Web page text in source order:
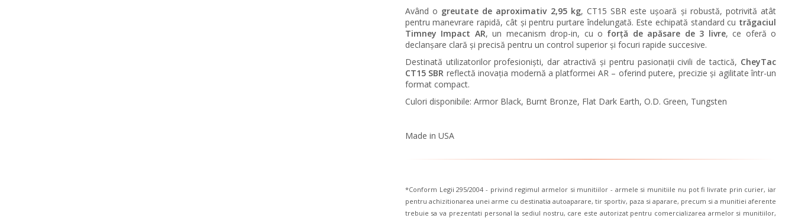
Având o greutate de aproximativ 2,95 kg, CT15 SBR este ușoară și robustă, potrivită atât
pentru manevrare rapidă, cât și pentru purtare îndelungată. Este echipată standard cu trăgaciul
Timney Impact AR, un mecanism drop-in, cu o forță de apăsare de 3 livre, ce oferă o
declanșare clară și precisă pentru un control superior și focuri rapide succesive.
Destinată utilizatorilor profesioniști, dar atractivă și pentru pasionații civili de tactică, CheyTac
CT15 SBR reflectă inovația modernă a platformei AR – oferind putere, precizie și agilitate într-un
format compact.
Culori disponibile: Armor Black, Burnt Bronze, Flat Dark Earth, O.D. Green, Tungsten
Made in USA
*Conform Legii 295/2004 - privind regimul armelor si munitiilor - armele si munitiile nu pot fi livrate prin curier, iar
pentru achizitionarea unei arme cu destinatia autoaparare, tir sportiv, paza si aparare, precum si a munitiei aferente
trebuie sa va prezentati personal la sediul nostru, care este autorizat pentru comercializarea armelor si munitiilor,